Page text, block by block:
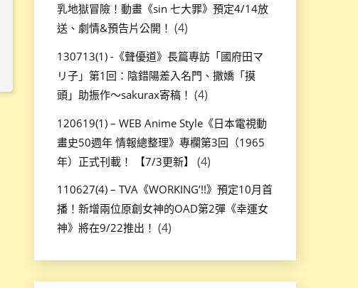
乳地獄冒險！動畫《sin 七大罪》預定4/14放
送、劇情&預告片公開！ (4)
130713(1) -《聲優道》長篇專訪「國府田マ
リ子」第1回：陰錯陽差入名門、撒嬌「摸
頭」助振作～sakurax寄稿！ (4)
120619(1) – WEB Anime Style《日本電視動
畫史50週年 情報總整理》專欄第3回（1965
年）正式刊載！ 【7/3更新】
(4)
110627(4) – TVA《WORKING’!!》預定10月首
播！新增兩位原創女神的OAD第2彈《幸運女
神》將在9/22推出！ (4)